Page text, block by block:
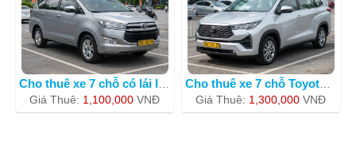
Giá Thuê: 1,100,000 VNÐ
Giá Thuê: 1,300,000 VNÐ